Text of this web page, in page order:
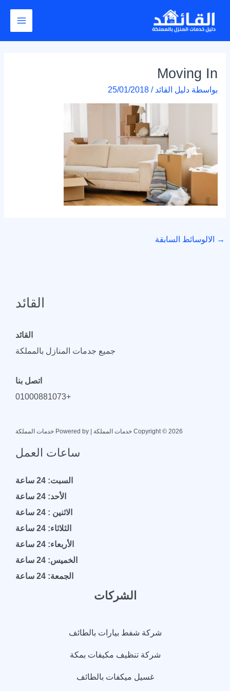
المحتوى
Main
Moving In
بواسطة دليل القائد/
25/01/2018
navigation
→ الالوسائط السابقة
القائد
القائد
جميع جدمات المنازل بالمملكة
اتصل بنا
+01000881073
Copyright © 2026 خدمات المملكة | Powered by خدمات المملكة
ساعات العمل
السبت: 24 ساعة
الأحد: 24 ساعة
الاثنين : 24 ساعة
الثلاثاء: 24 ساعة
الأربعاء: 24 ساعة
الخميس: 24 ساعة
الجمعة: 24 ساعة
الشركات
شركة شفط بيارات بالطائف
شركة تنظيف مكيفات بمكة
غسيل ميكفات بالطائف